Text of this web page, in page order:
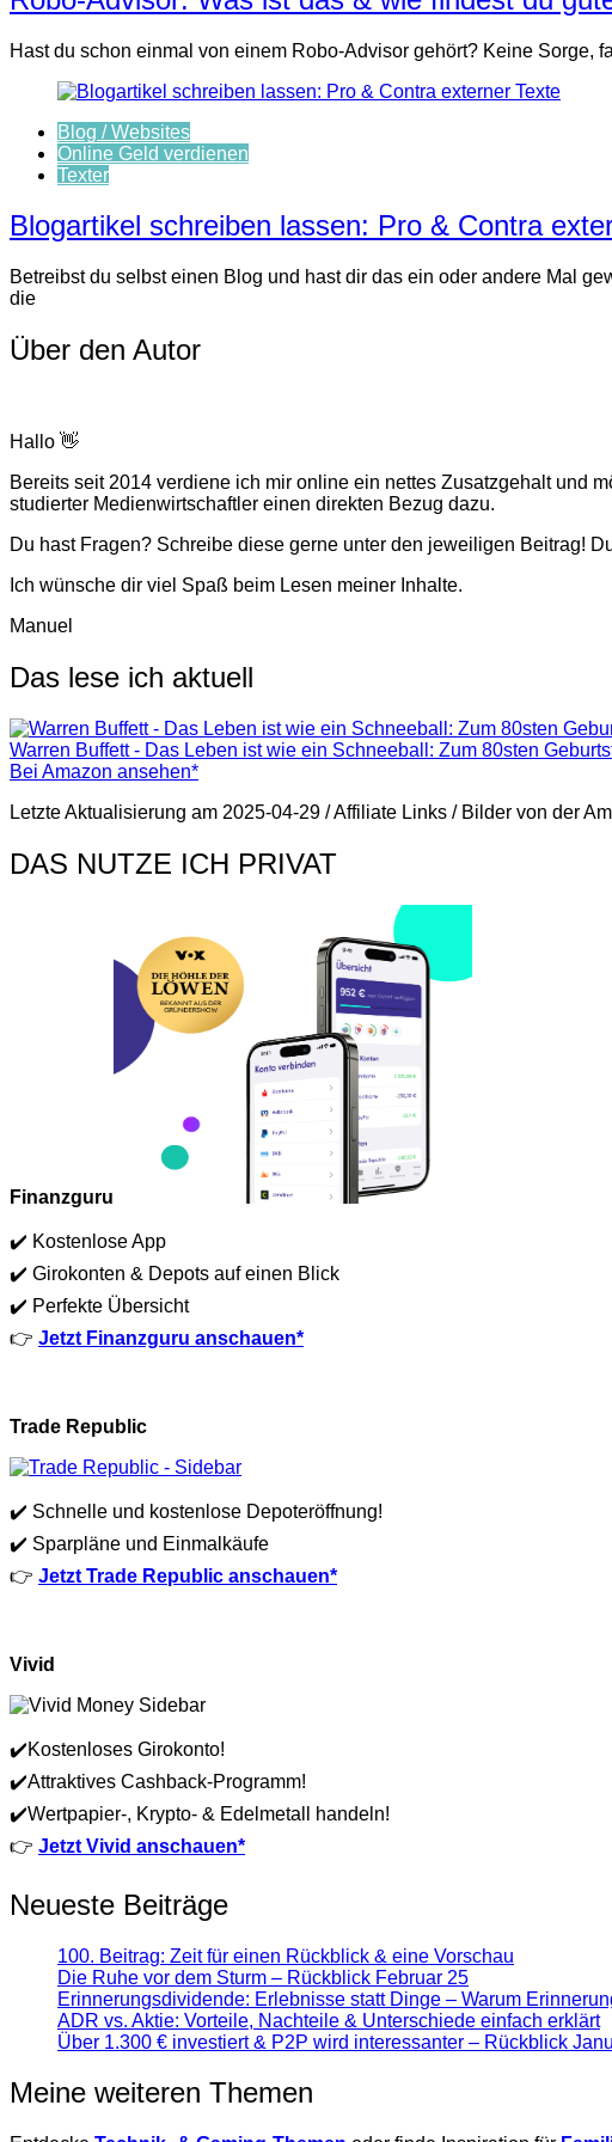
Hast du schon einmal von einem Robo-Advisor gehört? Keine Sorge,
Blog / Websites
Online Geld verdienen
Texter
Blogartikel schreiben lassen: Pro & Contra
Betreibst du selbst einen Blog und hast dir das ein oder andere Mal
die
Über den Autor
Hallo 👋
Bereits seit 2014 verdiene ich mir online ein nettes Zusatzgehalt und
studierter Medienwirtschaftler einen direkten Bezug dazu.
Du hast Fragen? Schreibe diese gerne unter den jeweiligen Beitrag!
Ich wünsche dir viel Spaß beim Lesen meiner Inhalte.
Manuel
Das lese ich aktuell
Warren Buffett - Das Leben ist wie ein Schneeball: Zum 80sten
Bei Amazon ansehen*
Letzte Aktualisierung am 2025-04-29 / Affiliate Links / Bilder von der
DAS NUTZE ICH PRIVAT
Finanzguru
✔️ Kostenlose App
✔️ Girokonten & Depots auf einen Blick
✔️ Perfekte Übersicht
👉 Jetzt Finanzguru anschauen*
Trade Republic
✔️ Schnelle und kostenlose Depoteröffnung!
✔️ Sparpläne und Einmalkäufe
👉 Jetzt Trade Republic anschauen*
Vivid
✔️Kostenloses Girokonto!
✔️Attraktives Cashback-Programm!
✔️Wertpapier-, Krypto- & Edelmetall handeln!
👉 Jetzt Vivid anschauen*
Neueste Beiträge
100. Beitrag: Zeit für einen Rückblick & eine Vorschau
Die Ruhe vor dem Sturm – Rückblick Februar 25
Erinnerungsdividende: Erlebnisse statt Dinge – Warum
ADR vs. Aktie: Vorteile, Nachteile & Unterschiede einfach erklärt
Über 1.300 € investiert & P2P wird interessanter – Rückblick
Meine weiteren Themen